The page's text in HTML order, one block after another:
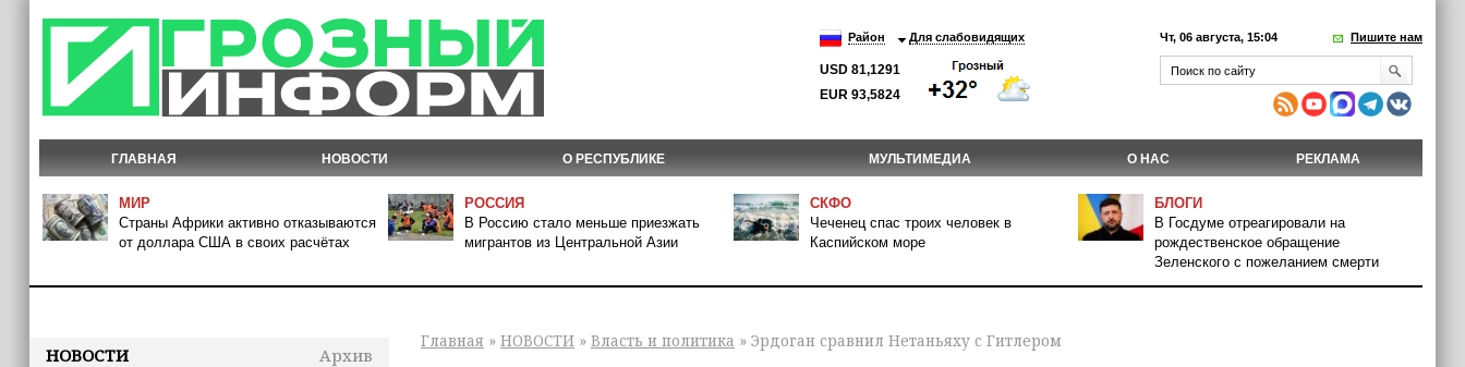
Район Для слабовидящих
USD 81,1291
EUR 93,5824
Чт, 06 августа, 15:04 Пишите нам
ГЛАВНАЯ НОВОСТИ О РЕСПУБЛИКЕ МУЛЬТИМЕДИА О НАС РЕКЛАМА
МИР
Страны Африки активно отказываются
от доллара США в своих расчётах
РОССИЯ
В Россию стало меньше приезжать
мигрантов из Центральной Азии
СКФО
Чеченец спас троих человек в
Каспийском море
БЛОГИ
В Госдуме отреагировали на
рождественское обращение
Зеленского с пожеланием смерти
НОВОСТИ
Архив
Главная » НОВОСТИ » Власть и политика » Эрдоган сравнил Нетаньяху с Гитлером